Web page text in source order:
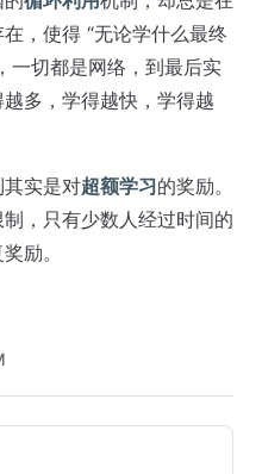
，使得 “无论学什么最终
一切都是网络，到最后实
多，学得越快，学得越
实是对超额学习的奖励。
，只有少数人经过时间的
励。